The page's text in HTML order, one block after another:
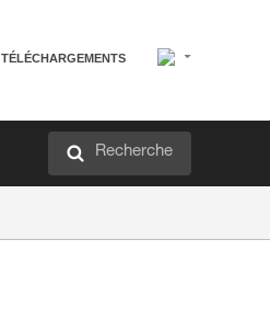
TÉLÉCHARGEMENTS
Recherche